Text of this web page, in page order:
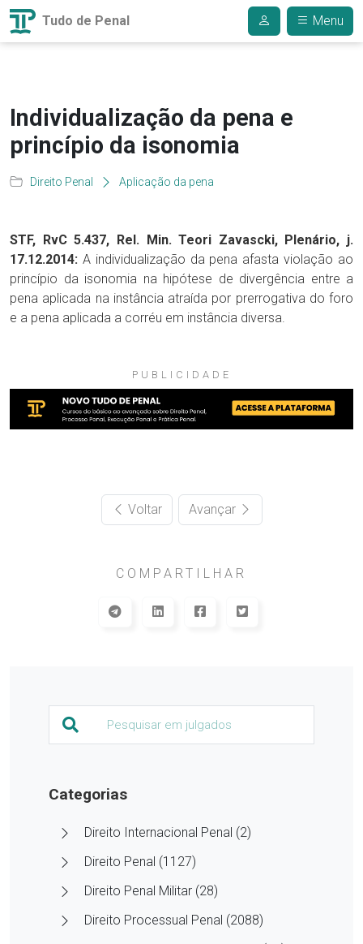
Tudo de Penal Menu
Individualização da pena e
princípio da isonomia
Direito Penal Aplicação da pena
STF, RvC 5.437, Rel. Min. Teori Zavascki, Plenário, j.
17.12.2014: A individualização da pena afasta violação ao
princípio da isonomia na hipótese de divergência entre a
pena aplicada na instância atraída por prerrogativa do foro
e a pena aplicada a corréu em instância diversa.
PUBLICIDADE
Voltar Avançar
COMPARTILHAR
Categorias
Direito Internacional Penal (2)
Direito Penal (1127)
Direito Penal Militar (28)
Direito Processual Penal (2088)